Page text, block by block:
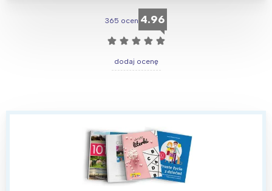
365 ocen 4.96
☆ ☆ ☆ ☆ ☆
dodaj ocenę